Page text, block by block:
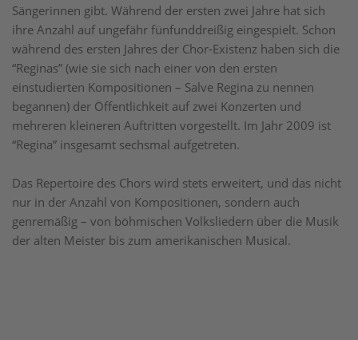
Sängerinnen gibt. Während der ersten zwei Jahre hat sich
ihre Anzahl auf ungefähr fünfunddreißig eingespielt. Schon
während des ersten Jahres der Chor-Existenz haben sich die
“Reginas” (wie sie sich nach einer von den ersten
einstudierten Kompositionen – Salve Regina zu nennen
begannen) der Öffentlichkeit auf zwei Konzerten und
mehreren kleineren Auftritten vorgestellt. Im Jahr 2009 ist
“Regina” insgesamt sechsmal aufgetreten.
Das Repertoire des Chors wird stets erweitert, und das nicht
nur in der Anzahl von Kompositionen, sondern auch
genremäßig – von böhmischen Volksliedern über die Musik
der alten Meister bis zum amerikanischen Musical.